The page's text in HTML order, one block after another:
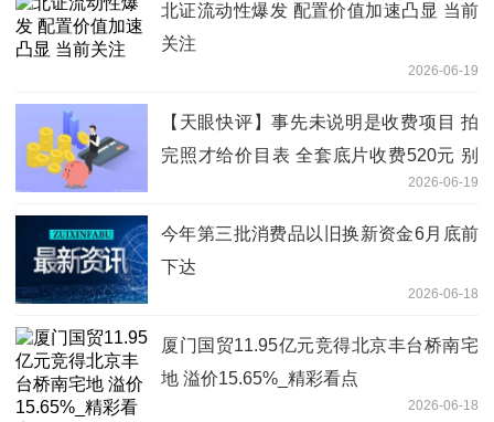
北证流动性爆发 配置价值加速凸显 当前
关注
2026-06-19
【天眼快评】事先未说明是收费项目 拍
完照才给价目表 全套底片收费520元 别
让幼儿园“毕业照”变了味！ 当前关注2026-06-19
今年第三批消费品以旧换新资金6月底前
下达
2026-06-18
厦门国贸11.95亿元竞得北京丰台桥南宅
地 溢价15.65%_精彩看点
2026-06-18